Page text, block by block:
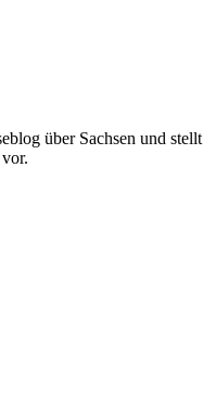
über Sachsen und stellt